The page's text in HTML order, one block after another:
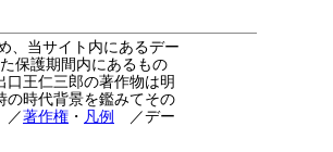
、当サイト内にあるデー
保護期間内にあるもの
王仁三郎の著作物は明
の時代背景を鑑みてその
／著作権 ・ 凡例 ／デー